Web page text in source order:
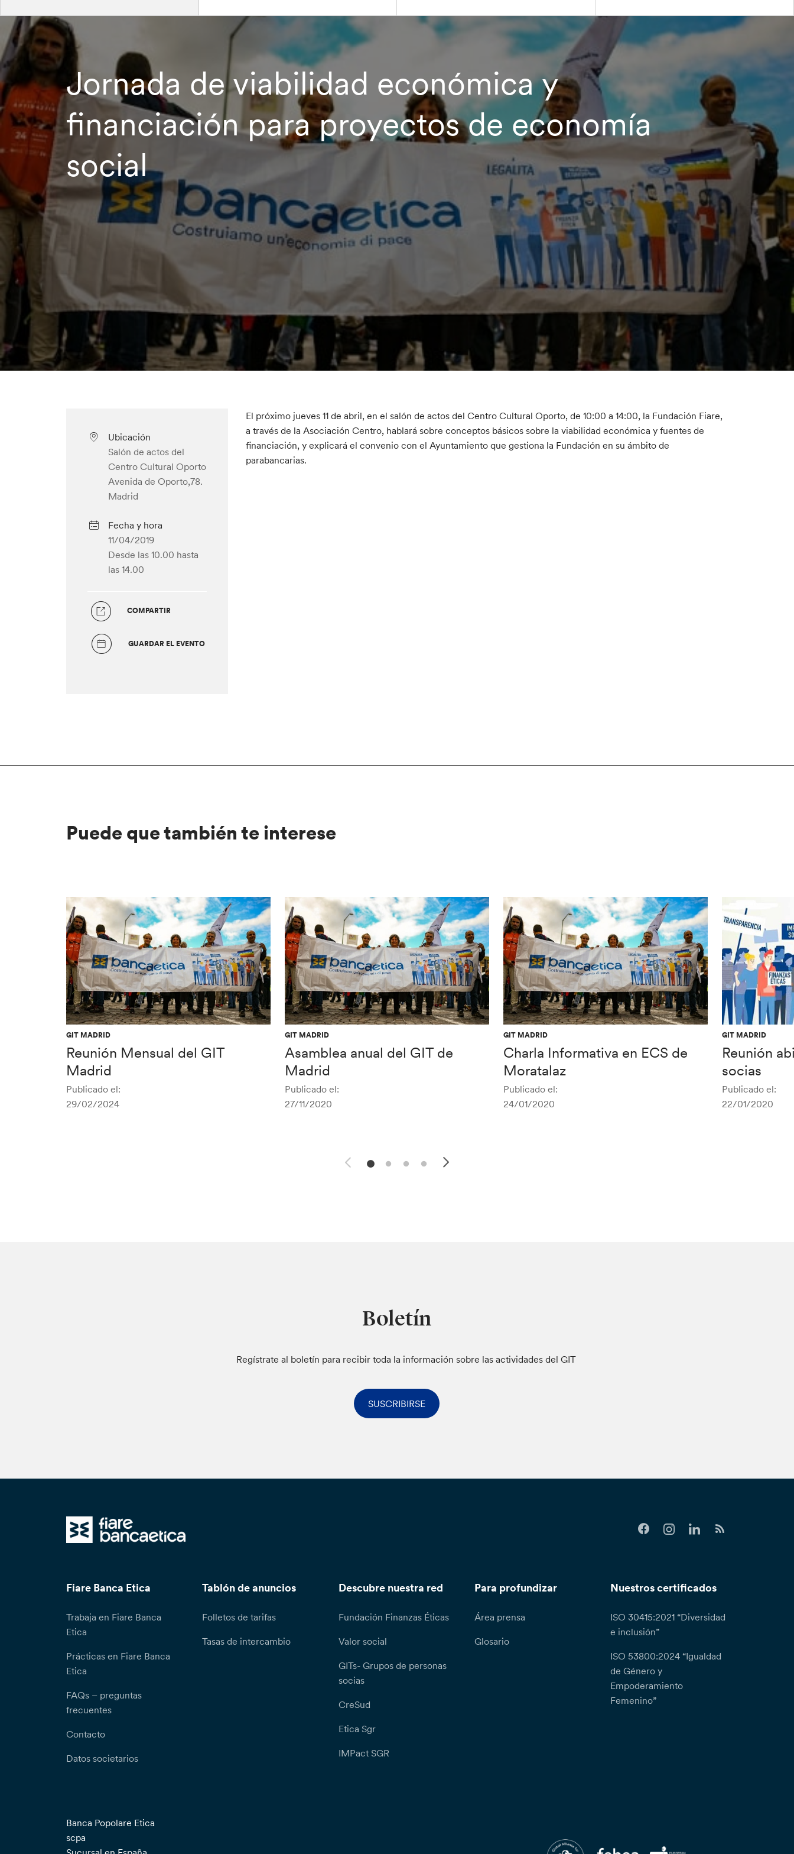
Jornada de viabilidad económica y
financiación para proyectos de economía
social
Ubicación
Salón de actos del
Centro Cultural Oporto
Avenida de Oporto,78.
Madrid
Fecha y hora
11/04/2019
Desde las 10.00 hasta
las 14.00
COMPARTIR
GUARDAR EL EVENTO
El próximo jueves 11 de abril, en el salón de actos del Centro Cultural Oporto, de 10:00 a 14:00, la Fundación Fiare,
a través de la Asociación Centro, hablará sobre conceptos básicos sobre la viabilidad económica y fuentes de
financiación, y explicará el convenio con el Ayuntamiento que gestiona la Fundación en su ámbito de
parabancarias.
Puede que también te interese
GIT MADRID
Reunión Mensual del GIT
Madrid
Publicado el:
29/02/2024
GIT MADRID
Asamblea anual del GIT de
Madrid
Publicado el:
27/11/2020
GIT MADRID
Charla Informativa en ECS de
Moratalaz
Publicado el:
24/01/2020
GIT MADRID
Reunión
socias
Publicado el:
22/01/2020
Boletín
Regístrate al boletín para recibir toda la información sobre las actividades del GIT
SUSCRIBIRSE
Fiare Banca Etica
Trabaja en Fiare Banca
Etica
Prácticas en Fiare Banca
Etica
FAQs – preguntas
frecuentes
Contacto
Datos societarios
Tablón de anuncios
Folletos de tarifas
Tasas de intercambio
Descubre nuestra red
Fundación Finanzas Éticas
Valor social
GITs- Grupos de personas
socias
CreSud
Etica Sgr
IMPact SGR
Para profundizar
Área prensa
Glosario
Nuestros certificados
ISO 30415:2021 “Diversidad
e inclusión”
ISO 53800:2024 “Igualdad
de Género y
Empoderamiento
Femenino”
Banca Popolare Etica
scpa